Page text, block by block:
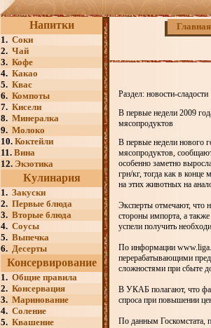
Напитки
1. Соки
2. Чай
3. Кофе
4. Какао
5. Квас
6. Компоты
7. Кисели
8. Минералка
9. Молоко
10. Коктейли
11. Вина
12. Экзотика
Кулинария
1. Закуски
2. Первые блюда
3. Вторые блюда
4. Соусы
5. Выпечка
6. Десерты
Консервирование
1. Общие правила
2. Консервация
3. Маринование
4. Соление
5. Квашение
Главная
Раздел: новости-сладости
В первые недели 2009
мясопродуктов
В первые недели нового
мясопродуктов,
особенно заметно
грн/кг, тогда как в
на этих животных на
Эксперты отмечают, что
стороны импорта, а
успели получить
По информации
перерабатывающими
сложностями при сбыте
В УКАБ полагают, что
спроса при повышении
По данным Госкомстата,